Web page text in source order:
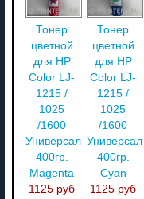
Тонер
цветной
для HP
Color LJ-
1215 /
1025
/1600
Универсал
400гр.
Magenta
1125 руб
Тонер
цветной
для HP
Color LJ-
1215 /
1025
/1600
Универсал
400гр.
Cyan
1125 руб